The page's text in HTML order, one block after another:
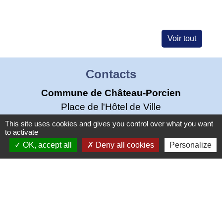
Voir tout
Contacts
Commune de Château-Porcien
Place de l'Hôtel de Ville
08360 Château-Porcien - FRANCE
Contact par formulaire
This site uses cookies and gives you control over what you want
to activate
OK, accept all
Deny all cookies Personalize